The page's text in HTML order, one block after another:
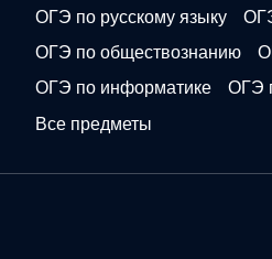
ОГЭ по русскому языку
ОГЭ по обществознанию
ОГЭ по информатике
ОГЭ
Все предметы